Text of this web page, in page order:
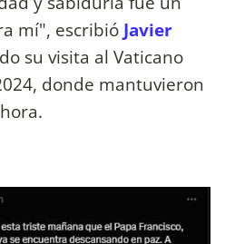
mí", escribió Javier
su visita al Vaticano
donde mantuvieron